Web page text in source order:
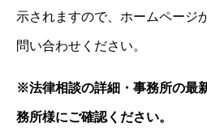
示されますので、ホームページ
問い合わせください。
※法律相談の詳細・事務所の最
務所様にご確認ください。